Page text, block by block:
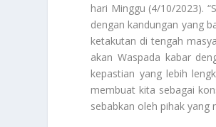
hari Minggu (4/10/2023).
dengan kandungan yang
ketakutan di tengah
akan Waspada kabar
kepastian yang lebih
membuat kita sebagai
sebabkan oleh pihak yang